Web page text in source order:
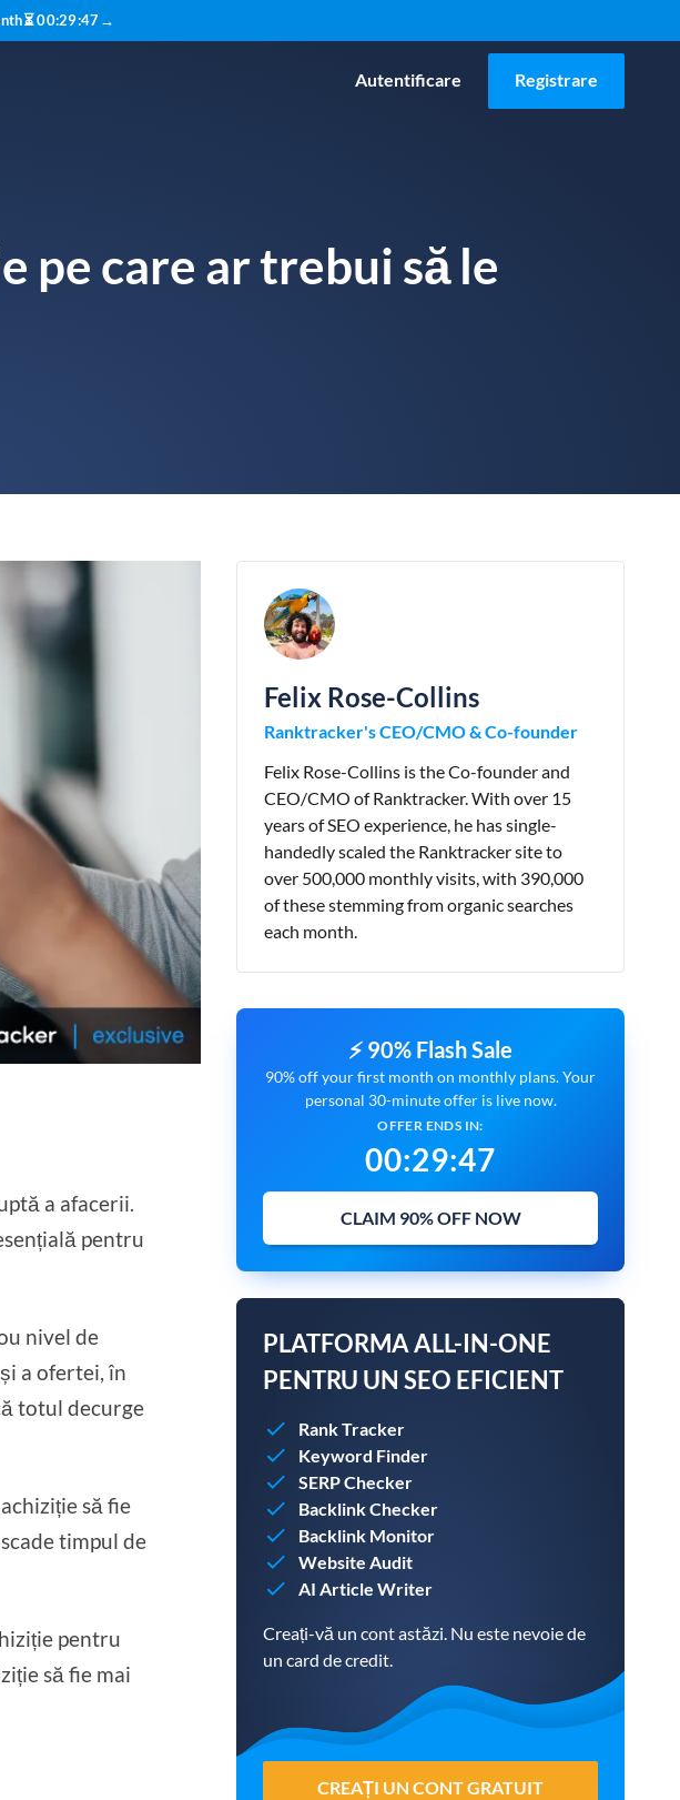
⏳00:29:45→
Autentificare Registrare
pe care ar trebui să le
a afacerii.
pentru
nivel de
a ofertei, în
totul decurge
să fie
timpul de
pentru
să fie mai
Felix Rose-Collins
Ranktracker's CEO/CMO & Co-founder
Felix Rose-Collins is the Co-founder and
CEO/CMO of Ranktracker. With over 15
years of SEO experience, he has single-
handedly scaled the Ranktracker site to
over 500,000 monthly visits, with 390,000
of these stemming from organic searches
each month.
⚡ 90% Flash Sale
90% off your first month on monthly plans. Your
personal 30-minute offer is live now.
OFFER ENDS IN:
00:29:45
CLAIM 90% OFF NOW
PLATFORMA ALL-IN-ONE
PENTRU UN SEO EFICIENT
Rank Tracker
Keyword Finder
SERP Checker
Backlink Checker
Backlink Monitor
Website Audit
AI Article Writer
Creați-vă un cont astăzi. Nu este nevoie de
un card de credit.
CREAȚI UN CONT GRATUIT